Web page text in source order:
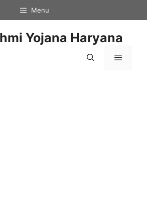
Menu
Yojana Haryana
Menu